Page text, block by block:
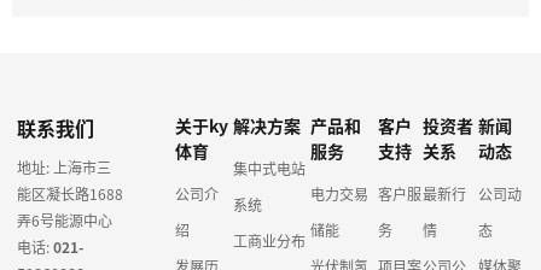
联系我们
地址: 上海市三
能区凝长路1688
弄6号能源中心
电话:021-
关于ky
体育
公司介
绍
发展历
解决方案
集中式电站
系统
工商业分布
产品和
服务
电力交易
储能
光伏制氢
客户
支持
客户服
务
项目案
投资者
关系
最新行
情
公司公
新闻
动态
公司动
态
媒体聚